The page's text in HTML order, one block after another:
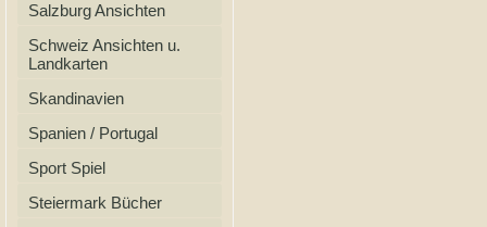
Salzburg Ansichten
Schweiz Ansichten u.
Landkarten
Skandinavien
Spanien / Portugal
Sport Spiel
Steiermark Bücher